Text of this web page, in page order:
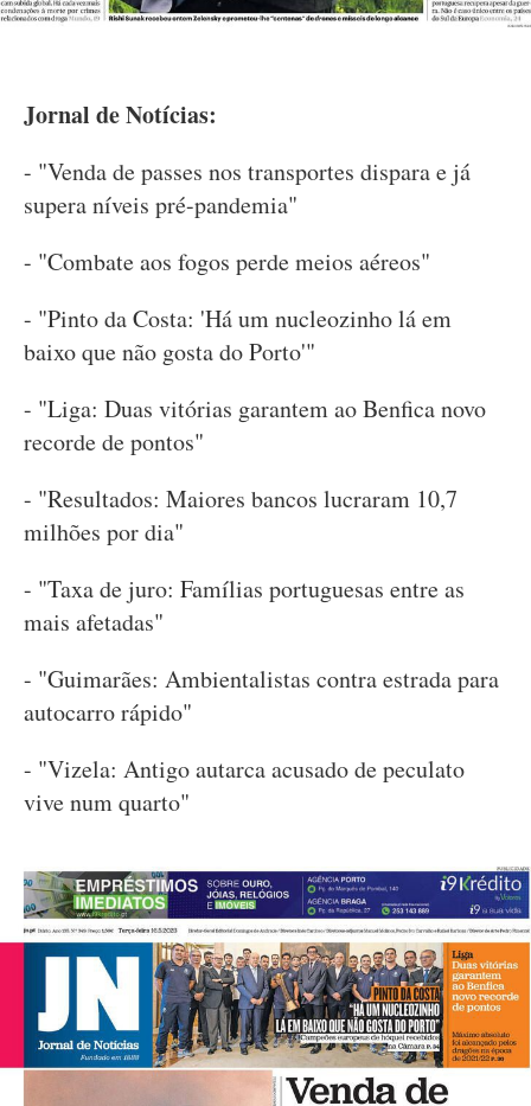
Jornal de Notícias:
- "Venda de passes nos transportes dispara e já
supera níveis pré-pandemia"
- "Combate aos fogos perde meios aéreos"
- "Pinto da Costa: 'Há um nucleozinho lá em
baixo que não gosta do Porto'"
- "Liga: Duas vitórias garantem ao Benfica novo
recorde de pontos"
- "Resultados: Maiores bancos lucraram 10,7
milhões por dia"
- "Taxa de juro: Famílias portuguesas entre as
mais afetadas"
- "Guimarães: Ambientalistas contra estrada para
autocarro rápido"
- "Vizela: Antigo autarca acusado de peculato
vive num quarto"